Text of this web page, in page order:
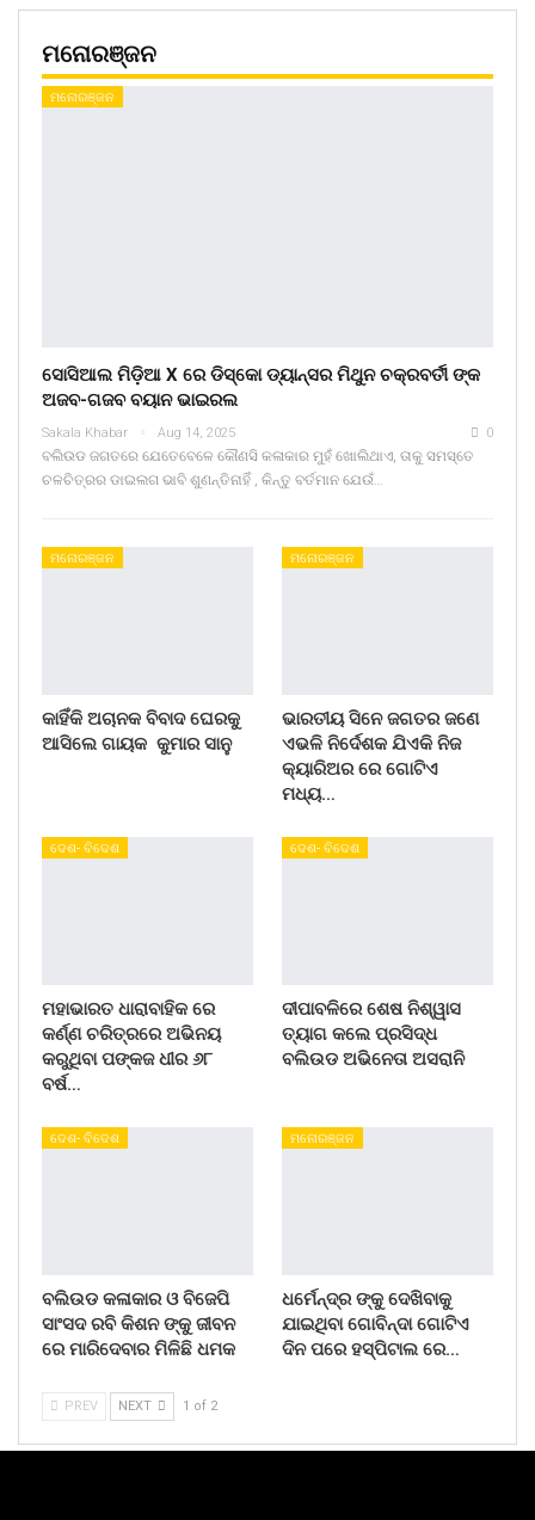
ମନୋରଞ୍ଜନ
ମନୋରଞ୍ଜନ
ସୋସିଆଲ ମିଡ଼ିଆ X ରେ ଡିସ୍କୋ ଡ୍ୟାନ୍ସର ମିଥୁନ ଚକ୍ରବର୍ତୀ ଙ୍କ
ଅଜବ-ଗଜବ ବୟାନ ଭାଇରଲ
Sakala Khabar Aug 14, 2025 0
ବଲିଉଡ ଜଗତରେ ଯେତେବେଳେ କୌଣସି କଳାକାର ମୁହଁ ଖୋଲିଥାଏ, ତାକୁ ସମସ୍ତେ
ଚଳଚିତ୍ରର ଡାଇଲଗ ଭାବି ଶୁଣନ୍ତିନାହିଁ , କିନ୍ତୁ ବର୍ତମାନ ଯେଉଁ…
ମନୋରଞ୍ଜନ
କାହିଁକି ଅଚାନକ ବିବାଦ ଘେରକୁ
ଆସିଲେ ଗାୟକ କୁମାର ସାନୁ
ମନୋରଞ୍ଜନ
ଭାରତୀୟ ସିନେ ଜଗତର ଜଣେ
ଏଭଳି ନିର୍ଦେଶକ ଯିଏକି ନିଜ
କ୍ୟାରିଅର ରେ ଗୋଟିଏ
ମଧ୍ୟ…
ଦେଶ- ବିଦେଶ
ମହାଭାରତ ଧାରାବାହିକ ରେ
କର୍ଣ୍ଣ ଚରିତ୍ରରେ ଅଭିନୟ
କରୁଥିବା ପଙ୍କଜ ଧୀର ୬୮
ବର୍ଷ…
ଦେଶ- ବିଦେଶ
ଦୀପାବଳିରେ ଶେଷ ନିଶ୍ୱାସ
ତ୍ୟାଗ କଲେ ପ୍ରସିଦ୍ଧ
ବଲିଉଡ ଅଭିନେତା ଅସରାନି
ଦେଶ- ବିଦେଶ
ବଲିଉଡ କଳାକାର ଓ ବିଜେପି
ସାଂସଦ ରବି କିଶନ ଙ୍କୁ ଜୀବନ
ରେ ମାରିଦେବାର ମିଳିଛି ଧମକ
ମନୋରଞ୍ଜନ
ଧର୍ମେନ୍ଦ୍ର ଙ୍କୁ ଦେଖିବାକୁ
ଯାଇଥିବା ଗୋବିନ୍ଦା ଗୋଟିଏ
ଦିନ ପରେ ହସ୍ପିଟାଲ ରେ…
PREV NEXT 1 of 2